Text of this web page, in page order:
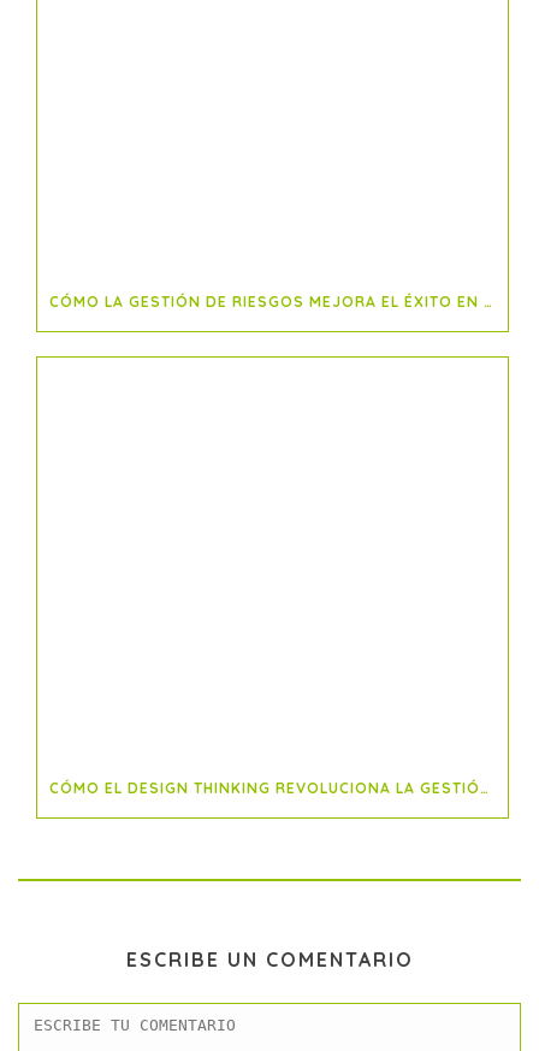
CÓMO LA GESTIÓN DE RIESGOS MEJORA EL ÉXITO EN PROYECTOS
CÓMO EL DESIGN THINKING REVOLUCIONA LA GESTIÓN DE PROYECTOS
ESCRIBE UN COMENTARIO